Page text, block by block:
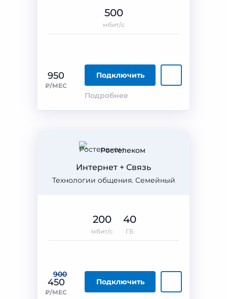
950
₽/МЕС
Подключить
Подробнее
500
мбит/с
Ростелеком
Технологии общения. Семейный
Интернет + Связь
900
450
₽/МЕС
Подключить
200
мбит/с
40
ГБ